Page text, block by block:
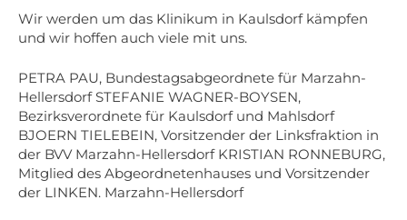
Wir werden um das Klinikum in Kaulsdorf kämpfen
und wir hoffen auch viele mit uns.
PETRA PAU, Bundestagsabgeordnete für Marzahn-
Hellersdorf STEFANIE WAGNER-BOYSEN,
Bezirksverordnete für Kaulsdorf und Mahlsdorf
BJOERN TIELEBEIN, Vorsitzender der Linksfraktion in
der BVV Marzahn-Hellersdorf KRISTIAN RONNEBURG,
Mitglied des Abgeordnetenhauses und Vorsitzender
der LINKEN. Marzahn-Hellersdorf